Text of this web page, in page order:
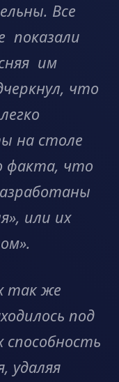
Все
показали
им
что
на столе
факта, что
или их
так же
под
удаляя